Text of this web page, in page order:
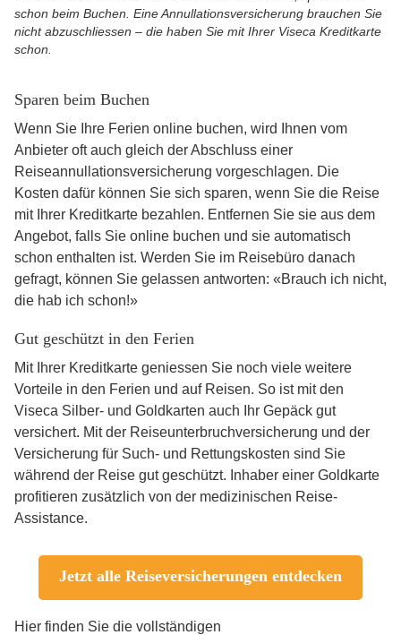
schon beim Buchen. Eine Annullationsversicherung brauchen Sie
nicht abzuschliessen – die haben Sie mit Ihrer Viseca Kreditkarte
schon.
Sparen beim Buchen
Wenn Sie Ihre Ferien online buchen, wird Ihnen vom
Anbieter oft auch gleich der Abschluss einer
Reiseannullationsversicherung vorgeschlagen. Die
Kosten dafür können Sie sich sparen, wenn Sie die Reise
mit Ihrer Kreditkarte bezahlen. Entfernen Sie sie aus dem
Angebot, falls Sie online buchen und sie automatisch
schon enthalten ist. Werden Sie im Reisebüro danach
gefragt, können Sie gelassen antworten: «Brauch ich nicht,
die hab ich schon!»
Gut geschützt in den Ferien
Mit Ihrer Kreditkarte geniessen Sie noch viele weitere
Vorteile in den Ferien und auf Reisen. So ist mit den
Viseca Silber- und Goldkarten auch Ihr Gepäck gut
versichert. Mit der Reiseunterbruchversicherung und der
Versicherung für Such- und Rettungskosten sind Sie
während der Reise gut geschützt. Inhaber einer Goldkarte
profitieren zusätzlich von der medizinischen Reise-
Assistance.
Jetzt alle Reiseversicherungen entdecken
Hier finden Sie die vollständigen